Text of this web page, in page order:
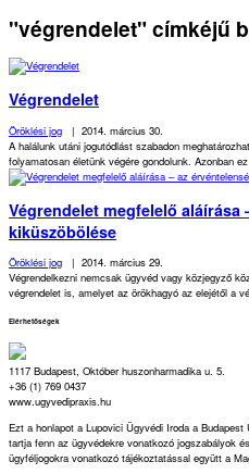
"végrendelet" címkéjű
Végrendelet
Öröklési jog | 2014. március 30.
A halálunk utáni jogutódlást szabadon
folyamatosan életünk végére gondolunk. Azonban
Végrendelet megfelelő aláírása
kiküszöbölése
Öröklési jog | 2014. március 29.
Végrendelkezni nemcsak ügyvéd vagy közjegyző
végrendelet is, amelyet az örökhagyó az elejétől a
Elérhetőségek
1117 Budapest, Október huszonharmadika u. 5.
+36 (1) 769 0437
www.ugyvedipraxis.hu
Ezt a honlapot a Lupovici Ügyvédi Iroda a
tartja fenn az ügyvédekre vonatkozó jogszabályok
ügyféljogokra vonatkozó tájékoztatással együtt a